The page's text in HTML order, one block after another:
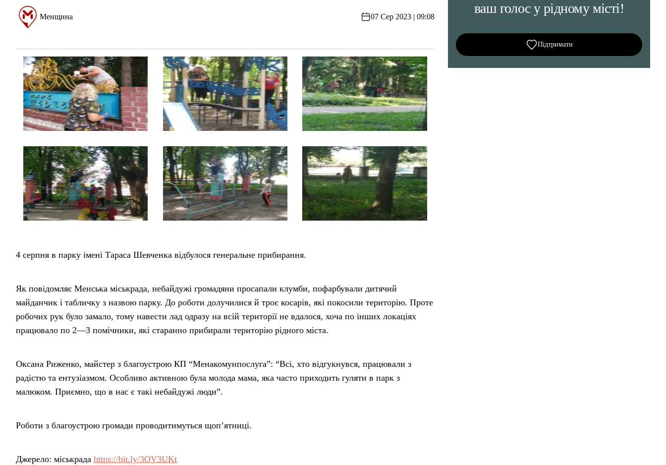
Менщина 07 Сер 2023 | 09:08
4 серпня в парку імені Тараса Шевченка відбулося генеральне прибирання.
Як повідомляє Менська міськрада, небайдужі громадяни просапали клумби, пофарбували дитячий
майданчик і табличку з назвою парку. До роботи долучилися й троє косарів, які покосили територію. Проте
робочих рук було замало, тому навести лад одразу на всій території не вдалося, хоча по інших локаціях
працювало по 2—3 помічники, які старанно прибирали територію рідного міста.
Оксана Риженко, майстер з благоустрою КП “Менакомунпослуга”: “Всі, хто відгукнувся, працювали з
радістю та ентузіазмом. Особливо активною була молода мама, яка часто приходить гуляти в парк з
малюком. Приємно, що в нас є такі небайдужі люди”.
Роботи з благоустрою громади проводитимуться щоп’ятниці.
Джерело: міськрада https://bit.ly/3OV3UKt
ваш голос у рідному місті!
Підтримати